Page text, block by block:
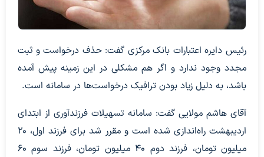
رئیس دایره اعتبارات بانک مرکزی گفت: حذف درخواست و ثبت
مجدد وجود ندارد و اگر هم مشکلی در این زمینه پیش آمده
باشد، به دلیل زیاد بودن ترافیک درخواست‌ها در سامانه است.
آقای هاشم مولایی گفت: سامانه تسهیلات فرزندآوری از ابتدای
اردیبهشت‌ راه‌اندازی شده است و مقرر شد برای فرزند اول، ۲۰
میلیون تومان، فرزند دوم ۴۰ میلیون تومان، فرزند سوم ۶۰